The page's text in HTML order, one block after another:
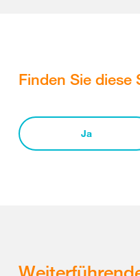
Finden Sie diese
Ja